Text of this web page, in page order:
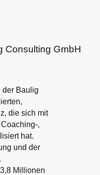
Consulting GmbH
der Baulig
die sich mit
,
hat.
und der
Millionen